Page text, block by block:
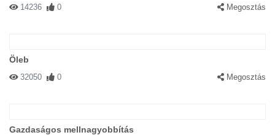
14236 0 Megosztás
Öleb
32050 0 Megosztás
Gazdaságos mellnagyobbítás